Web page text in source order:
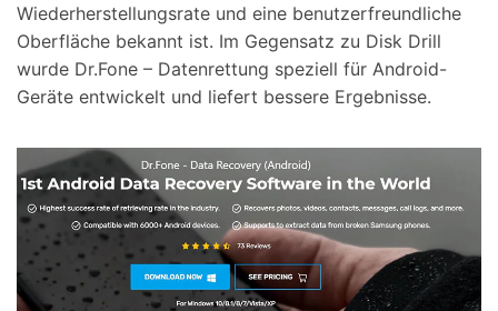
Wiederherstellungsrate und eine benutzerfreundliche
Oberfläche bekannt ist. Im Gegensatz zu Disk Drill
wurde Dr.Fone – Datenrettung speziell für Android-
Geräte entwickelt und liefert bessere Ergebnisse.